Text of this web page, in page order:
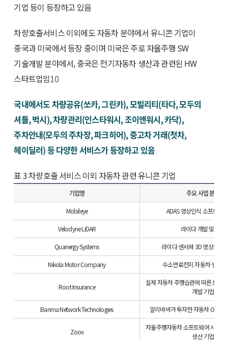
기업 등이 등장하고 있음
차량호출서비스 이외에도 자동차 분야에서 유니콘 기업이
중국과 미국에서 등장 중이며 미국은 주로 자율주행 SW
기술개발 분야에서, 중국은 전기자동차 생산과 관련된 HW
스타트업임10
국내에서도 차량공유(쏘카, 그린카), 모빌리티(타다, 모두의
셔틀, 벅시), 차량관리(인스타워시, 조이앤워시, 카닥),
주차안내(모두의 주차장, 파크히어), 중고차 거래(첫차,
헤이딜러) 등 다양한 서비스가 등장하고 있음
표 3 차량호출 서비스 이외 자동차 관련 유니콘 기업
기업명 주요 사업 분야
Mobileye ADAS 영상인식 소프트웨
Velodyne LiDAR 라이다 개발 및 생산
Quanergy Systems 라이다 센서와 3D 영상처리
Nikola Motor Company 수소연료전지 자동차 생산
Root Insurance
실제 자동차 주행습관에 따른 보험
개발 기업
Banma Network Technologies 알리바바가 투자한 자동차
Zoox
자율주행자동차 소프트웨어 시스템
생산 기업